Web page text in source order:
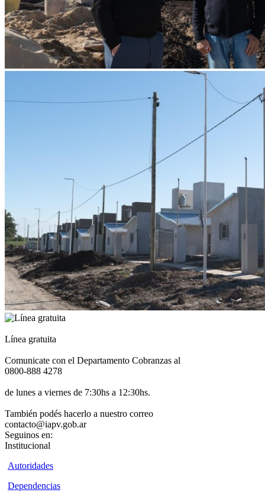
Línea gratuita
Comunicate con el Departamento Cobranzas al
0800-888 4278
de lunes a viernes de 7:30hs a 12:30hs.
También podés hacerlo a nuestro correo
contacto@iapv.gob.ar
Seguinos en:
Institucional
Autoridades
Dependencias